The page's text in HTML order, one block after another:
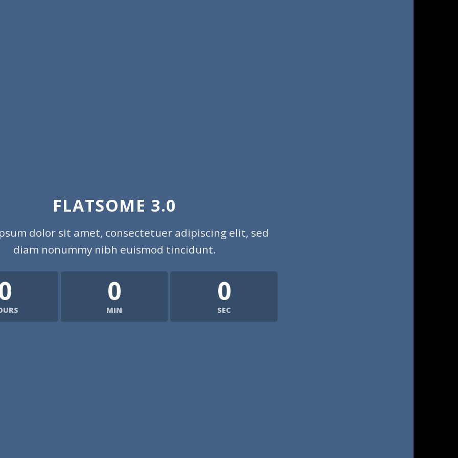
FLATSOME 3.0
dolor sit amet, consectetuer adipiscing elit, sed
diam nonummy nibh euismod tincidunt.
0
MIN
0
SEC